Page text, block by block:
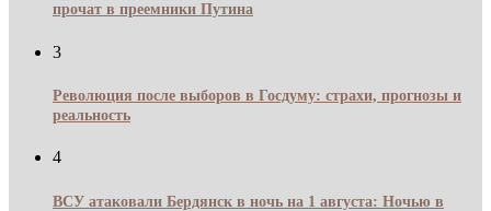
прочат в преемники Путина
3
Революция после выборов в Госдуму: страхи, прогнозы и
реальность
4
ВСУ атаковали Бердянск в ночь на 1 августа: Ночью в